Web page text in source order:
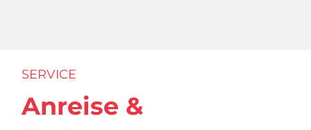
SERVICE
Anreise &